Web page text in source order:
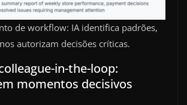
de workflow: IA identifica padrões,
autorizam decisões críticas.
in-the-loop:
momentos decisivos